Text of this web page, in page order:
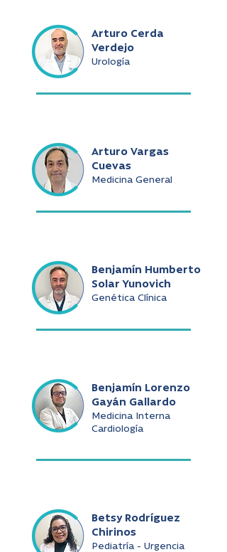
Arturo Cerda
Verdejo
Urología
Arturo Vargas
Cuevas
Medicina General
Benjamín Humberto
Solar Yunovich
Genética Clínica
Benjamín Lorenzo
Gayán Gallardo
Medicina Interna
Cardiología
Betsy Rodríguez
Chirinos
Pediatría - Urgencia